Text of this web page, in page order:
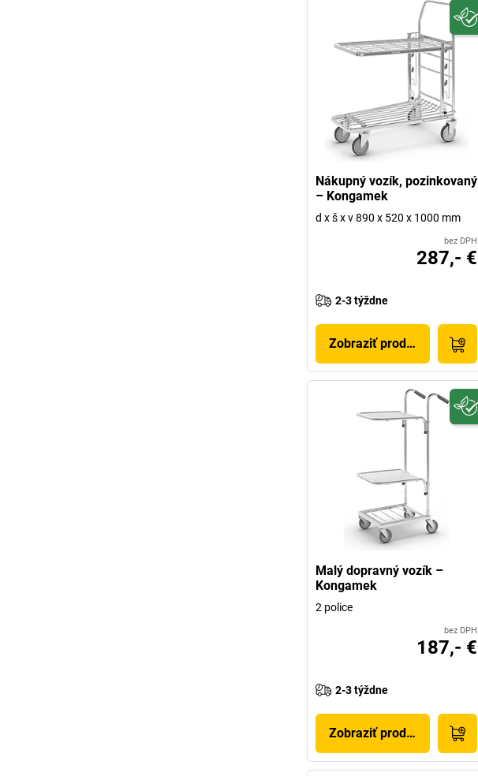
Nákupný vozík, pozinkovaný
– Kongamek
d x š x v 890 x 520 x 1000 mm
bez DPH
287,- €
2-3 týždne
Zobraziť produkt
Malý dopravný vozík –
Kongamek
2 police
bez DPH
187,- €
2-3 týždne
Zobraziť produkt